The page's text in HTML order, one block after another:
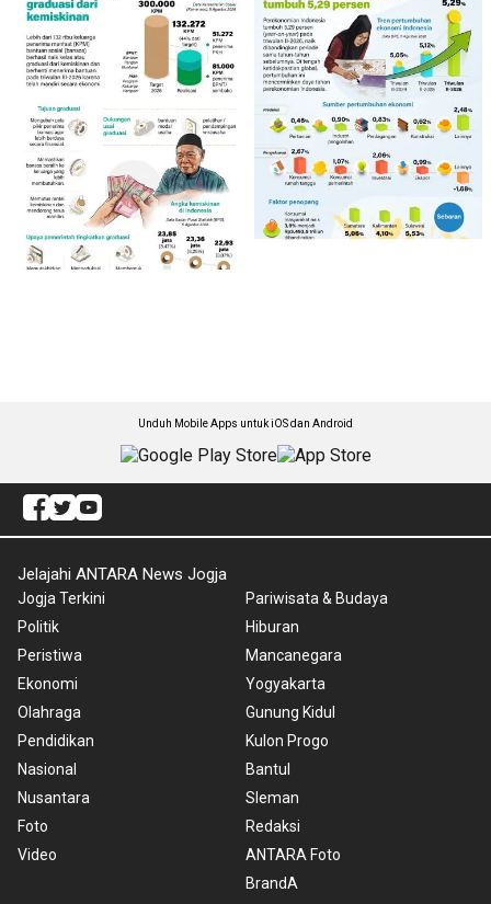
Unduh Mobile Apps untuk iOS dan Android
Jelajahi ANTARA News Jogja
Jogja Terkini
Politik
Peristiwa
Ekonomi
Olahraga
Pendidikan
Nasional
Nusantara
Foto
Video
Pariwisata & Budaya
Hiburan
Mancanegara
Yogyakarta
Gunung Kidul
Kulon Progo
Bantul
Sleman
Redaksi
ANTARA Foto
BrandA